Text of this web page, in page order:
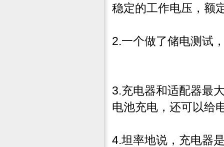
稳定的工作电压，额
2.一个做了储电测试
3.充电器和适配器最
电池充电，还可以给
4.坦率地说，充电器